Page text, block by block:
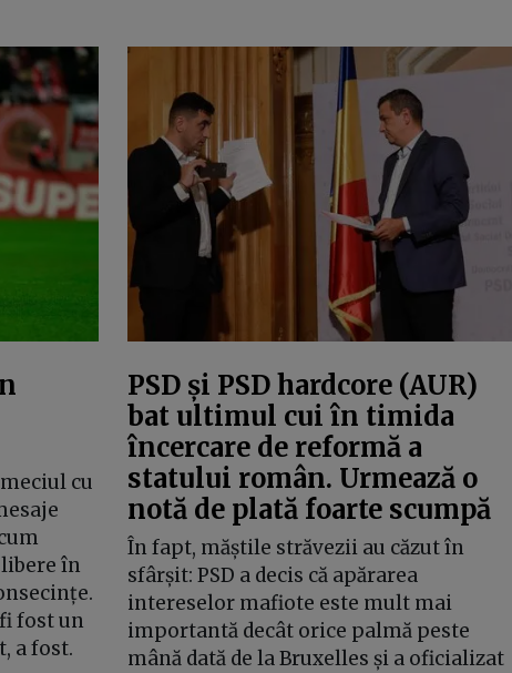
cu
în
fi fost un
a fost.
PSD și PSD hardcore (AUR)
bat ultimul cui în timida
încercare de reformă a
statului român. Urmează o
notă de plată foarte scumpă
În fapt, măștile străvezii au căzut în
sfârșit: PSD a decis că apărarea
intereselor mafiote este mult mai
importantă decât orice palmă peste
mână dată de la Bruxelles și a oficializat